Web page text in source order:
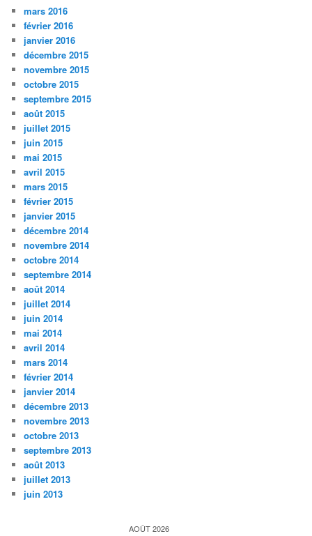
mars 2016
février 2016
janvier 2016
décembre 2015
novembre 2015
octobre 2015
septembre 2015
août 2015
juillet 2015
juin 2015
mai 2015
avril 2015
mars 2015
février 2015
janvier 2015
décembre 2014
novembre 2014
octobre 2014
septembre 2014
août 2014
juillet 2014
juin 2014
mai 2014
avril 2014
mars 2014
février 2014
janvier 2014
décembre 2013
novembre 2013
octobre 2013
septembre 2013
août 2013
juillet 2013
juin 2013
AOÛT 2026